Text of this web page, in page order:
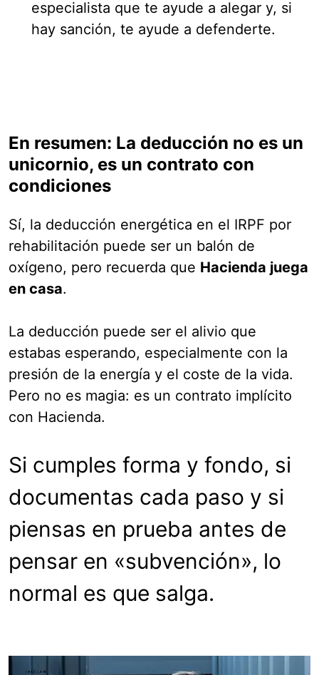
especialista que te ayude a alegar y, si
hay sanción, te ayude a defenderte.
En resumen: La deducción no es un
unicornio, es un contrato con
condiciones
Sí, la deducción energética en el IRPF por
rehabilitación puede ser un balón de
oxígeno, pero recuerda que Hacienda juega
en casa.
La deducción puede ser el alivio que
estabas esperando, especialmente con la
presión de la energía y el coste de la vida.
Pero no es magia: es un contrato implícito
con Hacienda.
Si cumples forma y fondo, si
documentas cada paso y si
piensas en prueba antes de
pensar en «subvención», lo
normal es que salga.